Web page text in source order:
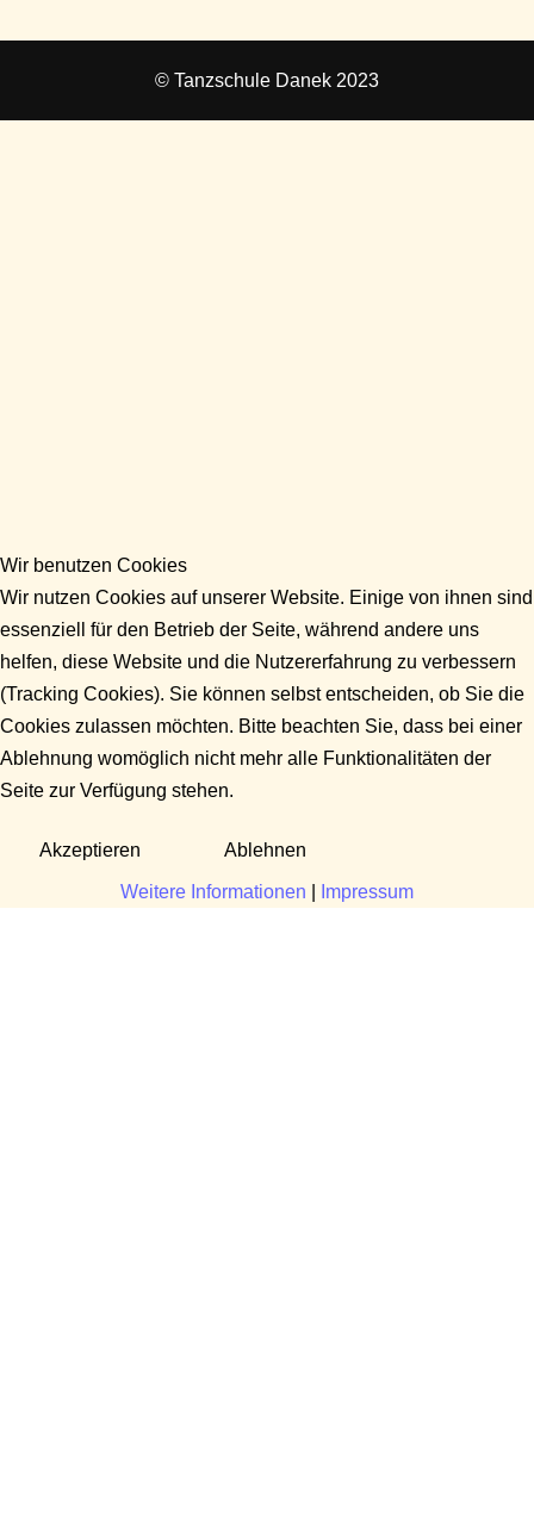
© Tanzschule Danek 2023
Wir benutzen Cookies
Wir nutzen Cookies auf unserer Website. Einige von ihnen sind
essenziell für den Betrieb der Seite, während andere uns
helfen, diese Website und die Nutzererfahrung zu verbessern
(Tracking Cookies). Sie können selbst entscheiden, ob Sie die
Cookies zulassen möchten. Bitte beachten Sie, dass bei einer
Ablehnung womöglich nicht mehr alle Funktionalitäten der
Seite zur Verfügung stehen.
Akzeptieren Ablehnen
Weitere Informationen Impressum